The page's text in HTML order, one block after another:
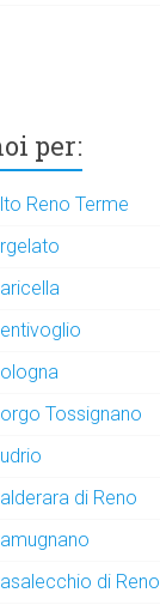
per:
Reno Terme
Tossignano
di Reno
di Reno